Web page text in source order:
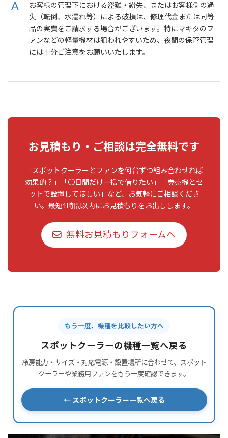
お客様の管理下における盗難・紛失、またはお客様側の過
失（転倒、水濡れ等）による破損は、修理代金または同等
品の実費をご請求する場合がございます。特にマキタのフ
ァンなどの軽量機材は狙われやすいため、夜間の保管管理
には十分ご注意をお願いいたします。
お見積もり・ご相談は完全無料です
「スポットクーラーとファンを何台ずつ組み合わせれば
効果的？」「〇日間だけ一括で借りたい」「券売機とセ
ットで設置してほしい」など、お気軽にご相談くださ
い。最短1時間以内にお見積もりをお出しします。
無料お見積もりフォームへ
もう一度、機種を比較したい方へ
スポットクーラーの機種一覧へ戻る
冷房能力・サイズ・対応電源・設置場所に合わせて、スポット
クーラーや業務用ファンをもう一度確認できます。
← スポットクーラー一覧へ戻る